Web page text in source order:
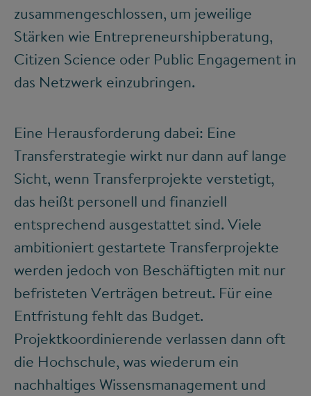
zusammengeschlossen, um jeweilige
Stärken wie Entrepreneurshipberatung,
Citizen Science oder Public Engagement in
das Netzwerk einzubringen.
Eine Herausforderung dabei: Eine
Transferstrategie wirkt nur dann auf lange
Sicht, wenn Transferprojekte verstetigt,
das heißt personell und finanziell
entsprechend ausgestattet sind. Viele
ambitioniert gestartete Transferprojekte
werden jedoch von Beschäftigten mit nur
befristeten Verträgen betreut. Für eine
Entfristung fehlt das Budget.
Projektkoordinierende verlassen dann oft
die Hochschule, was wiederum ein
nachhaltiges Wissensmanagement und